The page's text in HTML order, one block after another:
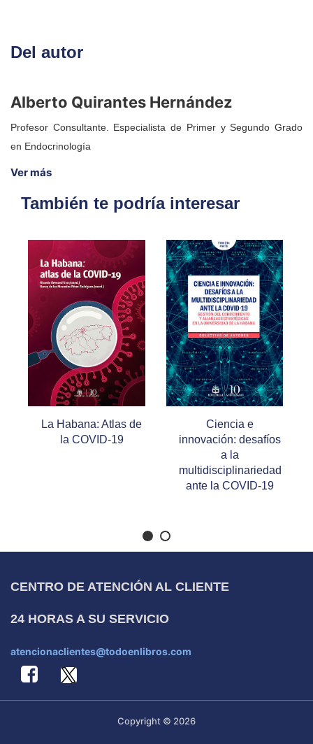
Del autor
Alberto Quirantes Hernández
Profesor Consultante. Especialista de Primer y Segundo Grado
en Endocrinología
Ver más
También te podría interesar
La Habana: Atlas de
la COVID-19
Ciencia e
innovación: desafíos
a la
multidisciplinariedad
ante la COVID-19
CENTRO DE ATENCIÓN AL CLIENTE
24 HORAS A SU SERVICIO
atencionaclientes@todoenlibros.com
Copyright © 2026